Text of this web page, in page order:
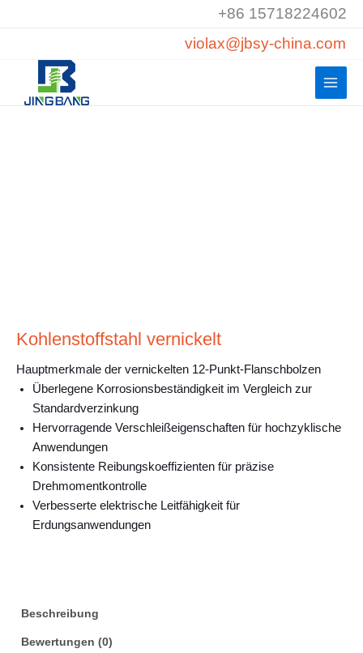
+86 15718224602
violax@jbsy-china.com
Kohlenstoffstahl vernickelt
Hauptmerkmale der vernickelten 12-Punkt-Flanschbolzen
Überlegene Korrosionsbeständigkeit im Vergleich zur
Standardverzinkung
Hervorragende Verschleißeigenschaften für hochzyklische
Anwendungen
Konsistente Reibungskoeffizienten für präzise
Drehmomentkontrolle
Verbesserte elektrische Leitfähigkeit für
Erdungsanwendungen
Beschreibung
Bewertungen (0)